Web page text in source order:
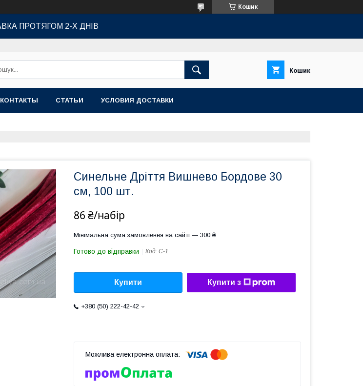
Кошик
ПРОТЯГОМ 2-Х ДНІВ
Кошик
КОНТАКТЫ СТАТЬИ УСЛОВИЯ ДОСТАВКИ
Синельне Дріття Вишнево Бордове 30
см, 100 шт.
86 ₴/набір
Мінімальна сума замовлення на сайті — 300 ₴
Готово до відправки Код: С-1
Купити Купити з
+380 (50) 222-42-42